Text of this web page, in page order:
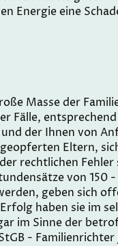
Energie eine
Masse der
Fälle,
der Ihnen von
Eltern,
rechtlichen
von 150
geben sich
haben sie im
im Sinne der
- Familienrichter